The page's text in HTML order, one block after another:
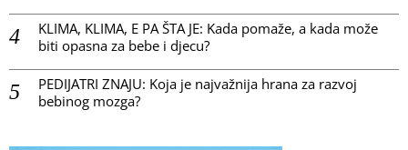
KLIMA, KLIMA, E PA ŠTA JE: Kada pomaže, a kada može
biti opasna za bebe i djecu?
PEDIJATRI ZNAJU: Koja je najvažnija hrana za razvoj
bebinog mozga?